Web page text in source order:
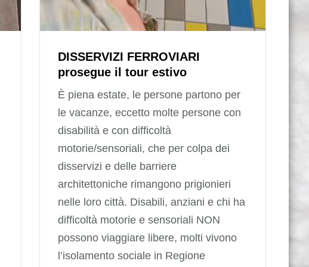
DISSERVIZI FERROVIARI
prosegue il tour estivo
È piena estate, le persone partono per
le vacanze, eccetto molte persone con
disabilità e con difficoltà
motorie/sensoriali, che per colpa dei
disservizi e delle barriere
architettoniche rimangono prigionieri
nelle loro città. Disabili, anziani e chi ha
difficoltà motorie e sensoriali NON
possono viaggiare libere, molti vivono
l’isolamento sociale in Regione